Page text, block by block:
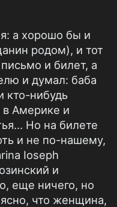
а хорошо бы и
родом), и тот
и билет, а
и думал: баба
кто-нибудь
Америке и
Но на билете
и не по-нашему,
Ioseph
и
еще ничего, но
что женщина,